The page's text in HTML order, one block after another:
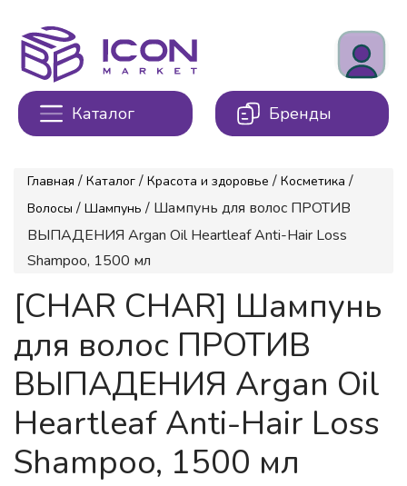
Каталог Бренды
Главная / Каталог / Красота и здоровье / Косметика /
Волосы / Шампунь / Шампунь для волос ПРОТИВ
ВЫПАДЕНИЯ Argan Oil Heartleaf Anti-Hair Loss
Shampoo, 1500 мл
[CHAR CHAR] Шампунь
для волос ПРОТИВ
ВЫПАДЕНИЯ Argan Oil
Heartleaf Anti-Hair Loss
Shampoo, 1500 мл